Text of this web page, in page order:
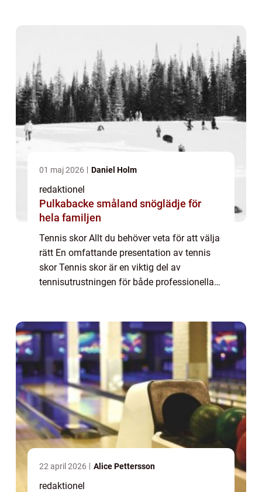
01 maj 2026 Daniel Holm
redaktionel
Pulkabacke småland snöglädje för
hela familjen
Tennis skor Allt du behöver veta för att välja
rätt En omfattande presentation av tennis
skor Tennis skor är en viktig del av
tennisutrustningen för både professionella
22 april 2026 Alice Pettersson
redaktionel